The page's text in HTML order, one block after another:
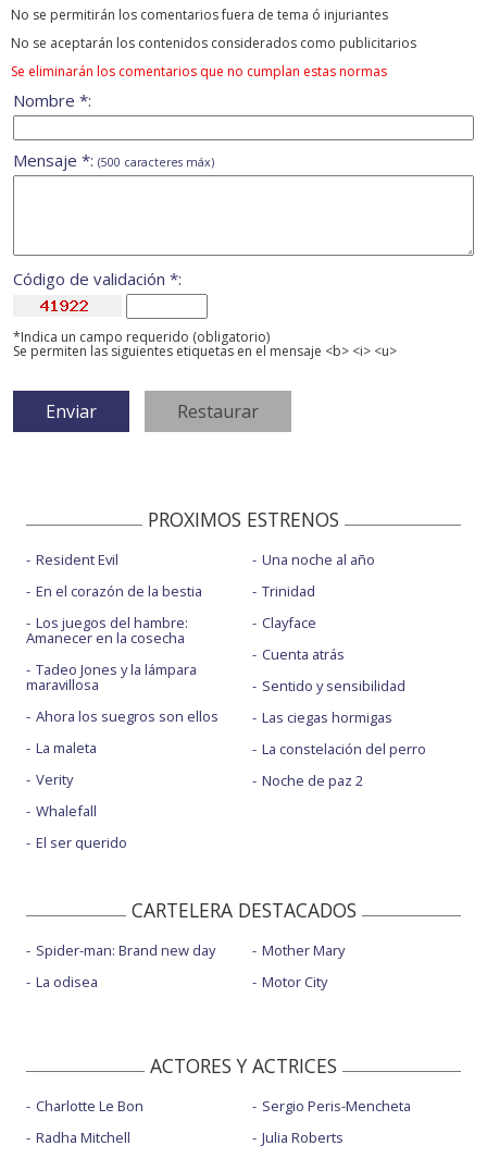
No se permitirán los comentarios fuera de tema ó injuriantes
No se aceptarán los contenidos considerados como publicitarios
Se eliminarán los comentarios que no cumplan estas normas
Nombre *:
Mensaje *: (500 caracteres máx)
Código de validación *:
*Indica un campo requerido (obligatorio)
Se permiten las siguientes etiquetas en el mensaje <b> <i> <u>
PROXIMOS ESTRENOS
Resident Evil
En el corazón de la bestia
Los juegos del hambre:
Amanecer en la cosecha
Tadeo Jones y la lámpara
maravillosa
Ahora los suegros son ellos
La maleta
Verity
Whalefall
El ser querido
Una noche al año
Trinidad
Clayface
Cuenta atrás
Sentido y sensibilidad
Las ciegas hormigas
La constelación del perro
Noche de paz 2
CARTELERA DESTACADOS
Spider-man: Brand new day
La odisea
Mother Mary
Motor City
ACTORES Y ACTRICES
Charlotte Le Bon
Radha Mitchell
Sergio Peris-Mencheta
Julia Roberts